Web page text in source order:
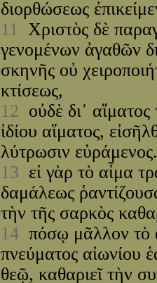
διορθώσεως
11 Χριστὸς δὲ
γενομένων ἀγαθῶν
σκηνῆς οὐ
κτίσεως,
12 οὐδὲ δι᾽
ἰδίου αἵματος,
λύτρωσιν εὑράμενος.
13 εἰ γὰρ τὸ αἷμα
δαμάλεως
τὴν τῆς σαρκὸς
14 πόσῳ μᾶλλον τὸ
πνεύματος αἰωνίου
θεῷ, καθαριεῖ τὴν